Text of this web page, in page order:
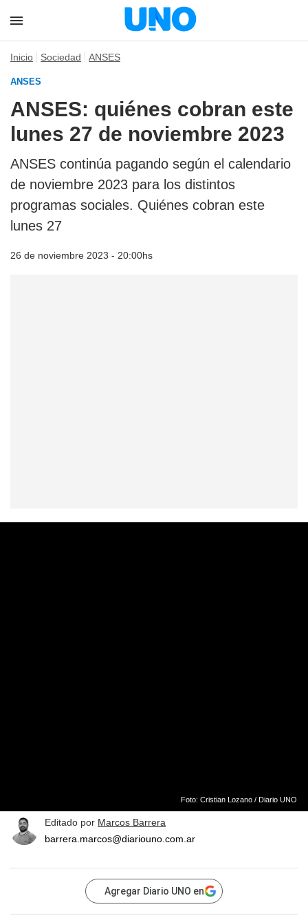
Inicio Sociedad ANSES
ANSES
ANSES: quiénes cobran este
lunes 27 de noviembre 2023
ANSES continúa pagando según el calendario
de noviembre 2023 para los distintos
programas sociales. Quiénes cobran este
lunes 27
26 de noviembre 2023 - 20:00hs
Foto: Cristian Lozano / Diario UNO
Editado por Marcos Barrera
barrera.marcos@diariouno.com.ar
Agregar Diario UNO en